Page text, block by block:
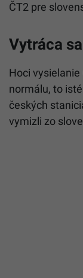
ČT2 pre
Vytráca
Hoci
normálu, to
českých
vymizli zo